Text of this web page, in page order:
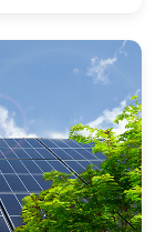
à
baterias